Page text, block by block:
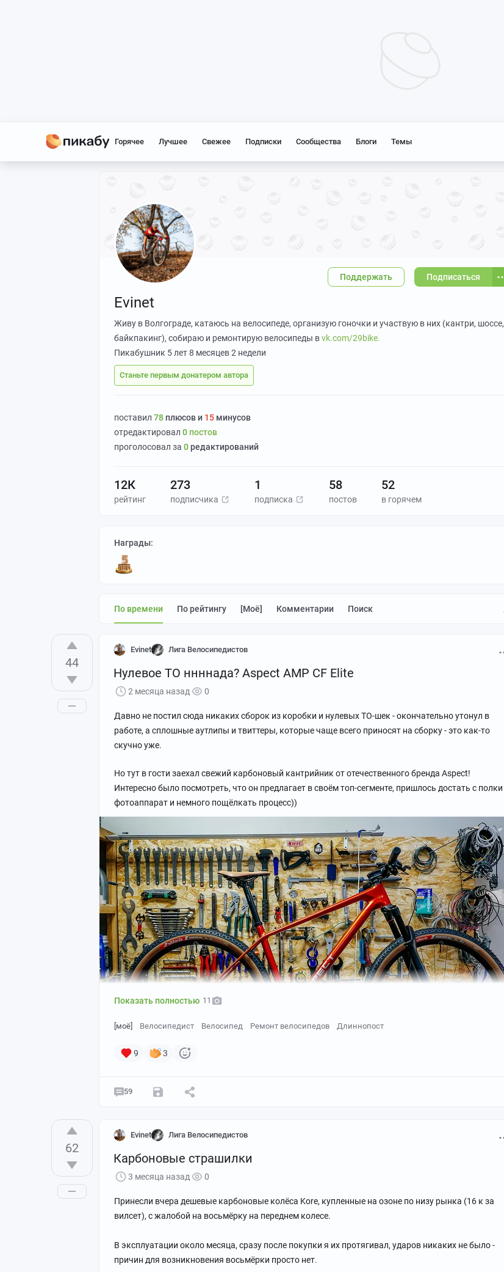
Горячее Лучшее Свежее Подписки Сообщества Блоги Темы
Evinet
Поддержать Подписаться
Живу в Волгограде, катаюсь на велосипеде, организую гоночки и участвую в них (кантри, шоссе,
байкпакинг), собираю и ремонтирую велосипеды вvk.com/29bike.
Пикабушник 5 лет 8 месяцев 2 недели
Станьте первым донатером автора
поставил 78 плюсов и 15 минусов
отредактировал 0 постов
проголосовал за 0редактирований
12К
рейтинг
273
подписчика
1
подписка
58
постов
52
в горячем
Награды:
По времени По рейтингу [моё] Комментарии Поиск
44
Evinet Лига Велосипедистов
Нулевое ТО ннннада? Aspect AMP CF Elite
2 месяца назад 0
Давно не постил сюда никаких сборок из коробки и нулевых ТО-шек - окончательно утонул в
работе, а сплошные аутлипы и твиттеры, которые чаще всего приносят на сборку - это как-то
скучно уже.
Но тут в гости заехал свежий карбоновый кантрийник от отечественного бренда Aspect!
Интересно было посмотреть, что он предлагает в своём топ-сегменте, пришлось достать с полки
фотоаппарат и немного пощёлкать процесс))
- Карбоновая рама из Т1100, 148х12
- 1х12ск трансмиссия - микс из заднего переключателя SLX, манетки и кассеты Deore и шатунов
Senix FM3
Vittoria Mezcal. И обода и резина поддерживают бескамерную установку.
- Тормоза - Magura MT Thirty
- Цена велосипеда - ~170к укрепляющихся рублей.
Показать полностью 11
[моё] Велосипедист Велосипед Ремонт велосипедов Длиннопост
9 3
59
62
Evinet Лига Велосипедистов
Карбоновые страшилки
3 месяца назад 0
Принесли вчера дешевые карбоновые колёса Kore, купленные на озоне по низу рынка (16 к за
вилсет), с жалобой на восьмёрку на переднем колесе.
В эксплуатации около месяца, сразу после покупки я их протягивал, ударов никаких не было -
причин для возникновения восьмёрки просто нет.